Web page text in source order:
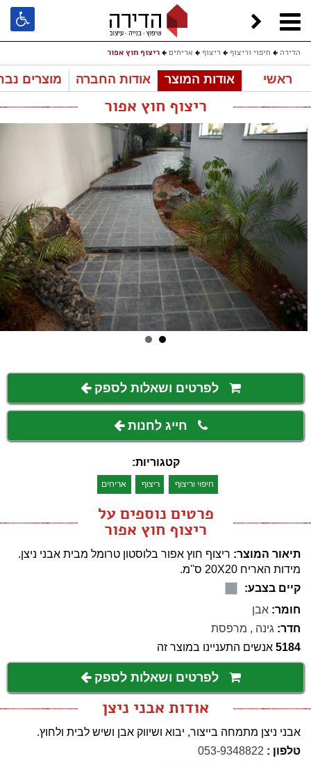
הדירה חיפוי וריצוף ריצוף אריחים ריצוף חוץ אפור
ראשי אודות המוצר אודות החברה מוצרים
ריצוף חוץ אפור
לפרטים ושאלות לספק
חייג לחנות
קטגוריות:
חיפוי וריצוף ריצוף אריחים
פרטים נוספים על
ריצוף חוץ אפור
תיאור המוצר: ריצוף חוץ אפור בלוסטון טרומל מבית אבני ניצן.
מידות האריח 20X20 ס''מ.
קיים בצבע:
חומר: אבן
חדר: גינה , מרפסת
5184 אנשים התעניינו במוצר זה
לפרטים ושאלות לספק
אודות אבני ניצן
אבני ניצן מתמחה בייצור, יבוא ושיווק אבן ושיש לבית ולחוץ.
טלפון : 053-9348822